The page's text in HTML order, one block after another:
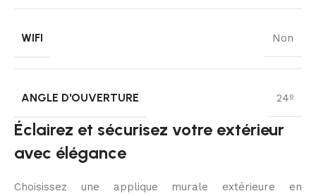
WIFI Non
ANGLE D'OUVERTURE 24º
Éclairez et sécurisez votre extérieur
avec élégance
Choisissez une applique murale extérieure en